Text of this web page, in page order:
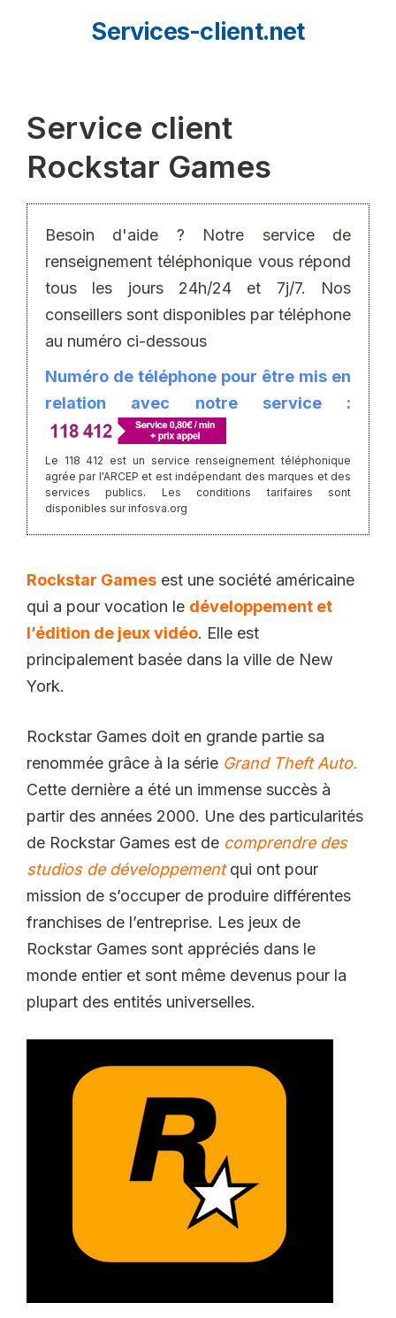
Services-client.net
Service client
Rockstar Games
Besoin d'aide ? Notre service de
renseignement téléphonique vous répond
tous les jours 24h/24 et 7j/7. Nos
conseillers sont disponibles par téléphone
au numéro ci-dessous
Numéro de téléphone pour être mis en
relation avec notre service :
Le 118 412 est un service renseignement téléphonique
agrée par l'ARCEP et est indépendant des marques et des
services publics. Les conditions tarifaires sont
disponibles sur infosva.org
Rockstar Games est une société américaine
qui a pour vocation le développement et
l’édition de jeux vidéo. Elle est
principalement basée dans la ville de New
York.
Rockstar Games doit en grande partie sa
renommée grâce à la série Grand Theft Auto.
Cette dernière a été un immense succès à
partir des années 2000. Une des particularités
de Rockstar Games est de comprendre des
studios de développement qui ont pour
mission de s’occuper de produire différentes
franchises de l’entreprise. Les jeux de
Rockstar Games sont appréciés dans le
monde entier et sont même devenus pour la
plupart des entités universelles.